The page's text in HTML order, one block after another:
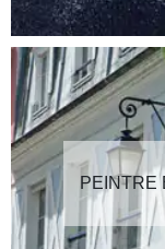
PEINTRE